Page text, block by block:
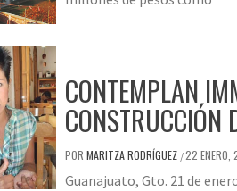
CONTEMPLAN
CONSTRUCCIÓN
POR MARITZA RODRÍGUEZ /22 ENERO,
Guanajuato, Gto. 21 de